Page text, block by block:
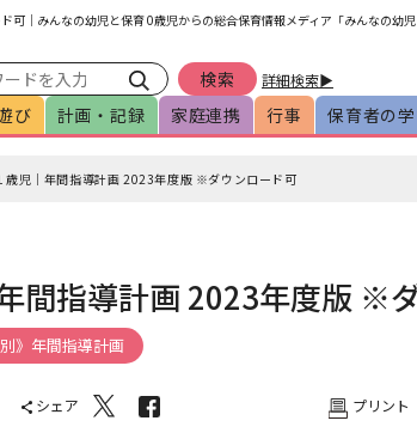
｜みんなの幼児と保育 0歳児からの総合保育情報メディア「みんなの幼
詳細検索▶
び 計画・記録 家庭連携 行事 保育者の
歳児｜年間指導計画 2023年度版 ※ダウンロード可
間指導計画 2023年度版 ※
》年間指導計画
シェア プリント